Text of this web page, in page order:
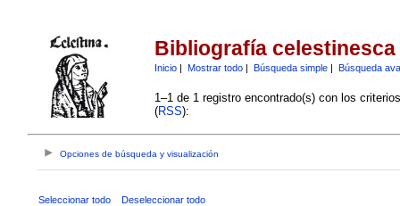
Bibliografía celestinesca
Inicio| Mostrar todo| Búsqueda simple| Búsqueda
1–1 de 1 registro encontrado(s) con los
(RSS):
Opciones de búsqueda y visualización
Seleccionar todo Deseleccionar todo